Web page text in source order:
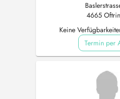
4665
Keine
Termin per